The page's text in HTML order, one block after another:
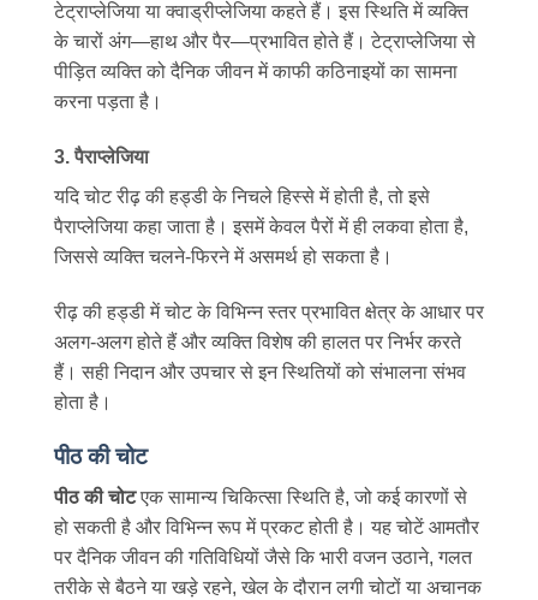
टेट्राप्लेजिया या क्वाड्रीप्लेजिया कहते हैं। इस स्थिति में व्यक्ति
के चारों अंग—हाथ और पैर—प्रभावित होते हैं। टेट्राप्लेजिया से
पीड़ित व्यक्ति को दैनिक जीवन में काफी कठिनाइयों का सामना
करना पड़ता है।
3. पैराप्लेजिया
यदि चोट रीढ़ की हड्डी के निचले हिस्से में होती है, तो इसे
पैराप्लेजिया कहा जाता है। इसमें केवल पैरों में ही लकवा होता है,
जिससे व्यक्ति चलने-फिरने में असमर्थ हो सकता है।
रीढ़ की हड्डी में चोट के विभिन्न स्तर प्रभावित क्षेत्र के आधार पर
अलग-अलग होते हैं और व्यक्ति विशेष की हालत पर निर्भर करते
हैं। सही निदान और उपचार से इन स्थितियों को संभालना संभव
होता है।
पीठ की चोट
पीठ की चोटएक सामान्य चिकित्सा स्थिति है, जो कई कारणों से
हो सकती है और विभिन्न रूप में प्रकट होती है। यह चोटें आमतौर
पर दैनिक जीवन की गतिविधियों जैसे कि भारी वजन उठाने, गलत
तरीके से बैठने या खड़े रहने, खेल के दौरान लगी चोटों या अचानक